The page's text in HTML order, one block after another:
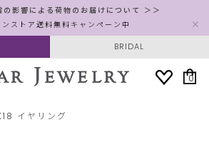
影響による荷物のお届けについて ＞＞
ストア送料無料キャンペーン中
BRIDAL
0
イヤリング